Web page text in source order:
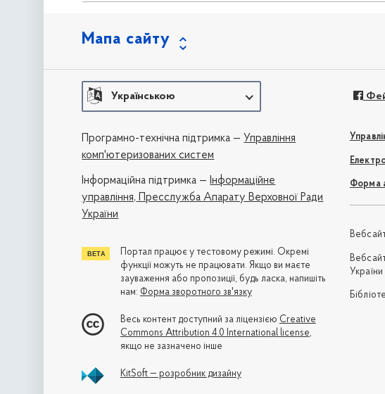
Мапа сайту
Українською
Форма
України
Програмно-технічна підтримка — Управління
комп'ютеризованих систем
Iнформаційна підтримка —Інформаційне
управління, Пресслужба Апарату Верховної Ради
України
Портал працює у тестовому режимі. Окремі
функції можуть не працювати. Якщо ви маєте
зауваження або пропозиції, будь ласка, напишіть
нам: Форма зворотного зв'язку
Весь контент доступний за ліцензією Creative
Commons Attribution 4.0 International license,
якщо не зазначено інше
KitSoft — розробник дизайну